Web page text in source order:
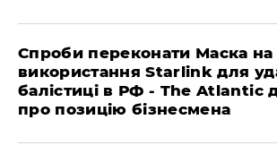
​Спроби переконати Маска на
використання Starlink для
балістиці в РФ - The Atlantic
про позицію бізнесмена